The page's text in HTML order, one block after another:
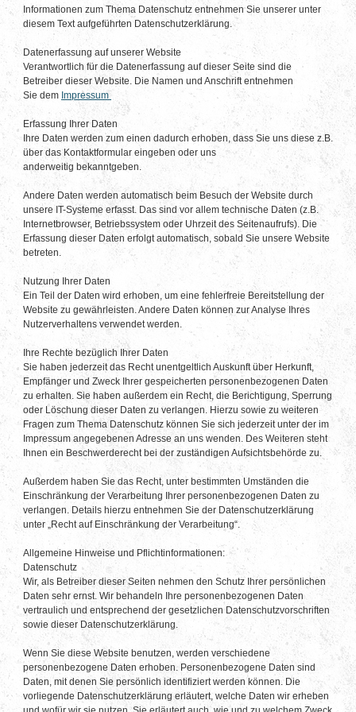
Informationen zum Thema Datenschutz entnehmen Sie unserer unter
diesem Text aufgeführten Datenschutzerklärung.
Datenerfassung auf unserer Website
Verantwortlich für die Datenerfassung auf dieser Seite sind die
Betreiber dieser Website. Die Namen und Anschrift entnehmen
Sie dem Impressum
Erfassung Ihrer Daten
Ihre Daten werden zum einen dadurch erhoben, dass Sie uns diese z.B.
über das Kontaktformular eingeben oder uns
anderweitig bekanntgeben.
Andere Daten werden automatisch beim Besuch der Website durch
unsere IT-Systeme erfasst. Das sind vor allem technische Daten (z.B.
Internetbrowser, Betriebssystem oder Uhrzeit des Seitenaufrufs). Die
Erfassung dieser Daten erfolgt automatisch, sobald Sie unsere Website
betreten.
Nutzung Ihrer Daten
Ein Teil der Daten wird erhoben, um eine fehlerfreie Bereitstellung der
Website zu gewährleisten. Andere Daten können zur Analyse Ihres
Nutzerverhaltens verwendet werden.
Ihre Rechte bezüglich Ihrer Daten
Sie haben jederzeit das Recht unentgeltlich Auskunft über Herkunft,
Empfänger und Zweck Ihrer gespeicherten personenbezogenen Daten
zu erhalten. Sie haben außerdem ein Recht, die Berichtigung, Sperrung
oder Löschung dieser Daten zu verlangen. Hierzu sowie zu weiteren
Fragen zum Thema Datenschutz können Sie sich jederzeit unter der im
Impressum angegebenen Adresse an uns wenden. Des Weiteren steht
Ihnen ein Beschwerderecht bei der zuständigen Aufsichtsbehörde zu.
Außerdem haben Sie das Recht, unter bestimmten Umständen die
Einschränkung der Verarbeitung Ihrer personenbezogenen Daten zu
verlangen. Details hierzu entnehmen Sie der Datenschutzerklärung
unter „Recht auf Einschränkung der Verarbeitung“.
Allgemeine Hinweise und Pflichtinformationen:
Datenschutz
Wir, als Betreiber dieser Seiten nehmen den Schutz Ihrer persönlichen
Daten sehr ernst. Wir behandeln Ihre personenbezogenen Daten
vertraulich und entsprechend der gesetzlichen Datenschutzvorschriften
sowie dieser Datenschutzerklärung.
Wenn Sie diese Website benutzen, werden verschiedene
personenbezogene Daten erhoben. Personenbezogene Daten sind
Daten, mit denen Sie persönlich identifiziert werden können. Die
vorliegende Datenschutzerklärung erläutert, welche Daten wir erheben